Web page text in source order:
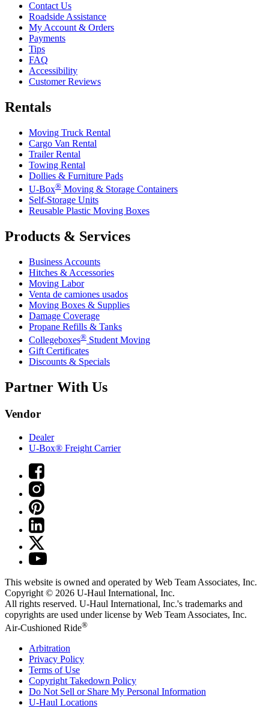
Contact Us
Roadside Assistance
My Account & Orders
Payments
Tips
FAQ
Accessibility
Customer Reviews
Rentals
Moving Truck Rental
Cargo Van Rental
Trailer Rental
Towing Rental
Dollies & Furniture Pads
U-Box® Moving & Storage Containers
Self-Storage Units
Reusable Plastic Moving Boxes
Products & Services
Business Accounts
Hitches & Accessories
Moving Labor
Venta de camiones usados
Moving Boxes & Supplies
Damage Coverage
Propane Refills & Tanks
Collegeboxes® Student Moving
Gift Certificates
Discounts & Specials
Partner With Us
Vendor
Dealer
U-Box® Freight Carrier
This website is owned and operated by Web Team Associates, Inc.
Copyright © 2026 U-Haul International, Inc.
All rights reserved. U-Haul International, Inc.'s trademarks and
copyrights are used under license by Web Team Associates, Inc.
Air-Cushioned Ride®
Arbitration
Privacy Policy
Terms of Use
Copyright Takedown Policy
Do Not Sell or Share My Personal Information
U-Haul Locations